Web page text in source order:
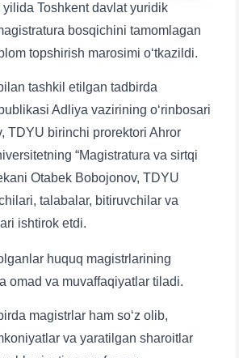
yilida Toshkent davlat yuridik
bosqichini tamomlagan
topshirish marosimi o‘tkazildi.
tashkil etilgan tadbirda
Adliya vazirining o‘rinbosari
TDYU birinchi prorektori Ahror
“Magistratura va sirtqi
Otabek Bobojonov, TDYU
talabalar, bitiruvchilar va
ishtirok etdi.
huquq magistrlarining
omad va muvaffaqiyatlar tiladi.
magistrlar ham so‘z olib,
va yaratilgan sharoitlar
9. Magistratura kvotasi (4) ✉️ Adminga yozish